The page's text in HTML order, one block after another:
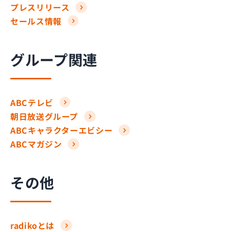
プレスリリース
セールス情報
グループ関連
ABCテレビ
朝日放送グループ
ABCキャラクターエビシー
ABCマガジン
その他
radikoとは